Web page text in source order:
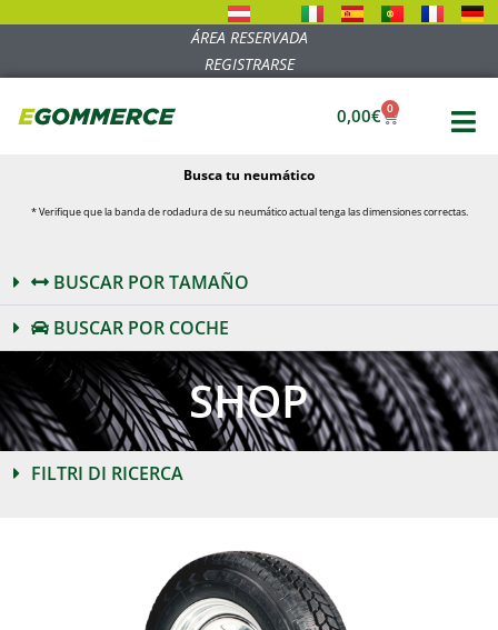
ÁREA RESERVADA
REGISTRARSE
0,00€ 0
Busca tu neumático
* Verifique que la banda de rodadura de su neumático actual tenga las dimensiones correctas.
BUSCAR POR TAMAÑO
BUSCAR POR COCHE
SHOP
FILTRI DI RICERCA